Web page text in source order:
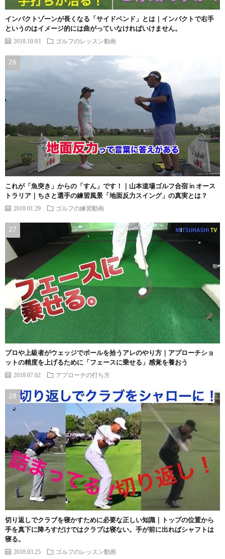
インパクトゾーンが長くなる「サイドベンド」とは｜インパクトで右手
というのはイメージ的には曲がっていなければいけません。
2018.10.03 ゴルフのレッスン動画
これが「魚突き」からの「すん」です！｜山本道場ゴルフ合宿 in オース
トラリア｜ちさと選手の練習風景「地面反力スイング」の真実とは？
2018.01.29 ゴルフの練習動画
プロや上級者がウェッジでボールを拾うアレのやり方｜アプローチショ
ットの精度を上げるために「フェースに乗せる」感覚を養おう
2018.07.02 アプローチの打ち方
切り返しでクラブを寝かすために必要な正しい知識｜トップの位置から
手を真下に降ろすだけではクラブは寝ない。手が前に出ればシャフトは
寝る。
2018.03.25 ゴルフのレッスン動画